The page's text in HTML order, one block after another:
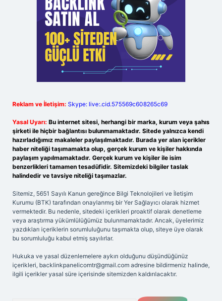
Reklam ve İletişim: Skype: live:.cid.575569c608265c69
Yasal Uyarı: Bu internet sitesi, herhangi bir marka, kurum veya şahıs
şirketi ile hiçbir bağlantısı bulunmamaktadır. Sitede yalnızca kendi
hazırladığımız makaleler paylaşılmaktadır. Burada yer alan içerikler
haber niteliği taşımamakta olup, gerçek kurum ve kişiler hakkında
paylaşım yapılmamaktadır. Gerçek kurum ve kişiler ile isim
benzerlikleri tamamen tesadüfidir. Sitemizdeki bilgiler taslak
halindedir ve tavsiye niteliği taşımazlar.
Sitemiz, 5651 Sayılı Kanun gereğince Bilgi Teknolojileri ve İletişim
Kurumu (BTK) tarafından onaylanmış bir Yer Sağlayıcı olarak hizmet
vermektedir. Bu nedenle, sitedeki içerikleri proaktif olarak denetleme
veya araştırma yükümlülüğümüz bulunmamaktadır. Ancak, üyelerimiz
yazdıkları içeriklerin sorumluluğunu taşımakta olup, siteye üye olarak
bu sorumluluğu kabul etmiş sayılırlar.
Hukuka ve yasal düzenlemelere aykırı olduğunu düşündüğünüz
içerikleri, backlinkpanelicomtr@gmail.com adresine bildirmeniz halinde,
ilgili içerikler yasal süre içerisinde sitemizden kaldırılacaktır.